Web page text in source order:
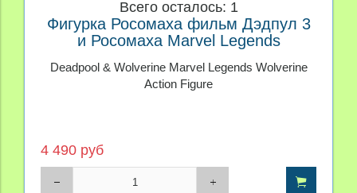
Всего осталось: 1
Фигурка Росомаха фильм Дэдпул 3
и Росомаха Marvel Legends
Deadpool & Wolverine Marvel Legends Wolverine
Action Figure
4 490 руб